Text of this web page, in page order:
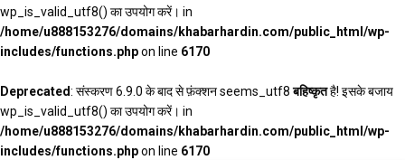
wp_is_valid_utf8() का उपयोग करें। in
/home/u888153276/domains/khabarhardin.com/public_html/wp-
includes/functions.phpon line 6170
Deprecated: संस्करण 6.9.0 के बाद से फ़ंक्शन seems_utf8बहिष्कृतहै! इसके बजाय
wp_is_valid_utf8() का उपयोग करें। in
/home/u888153276/domains/khabarhardin.com/public_html/wp-
includes/functions.phpon line 6170